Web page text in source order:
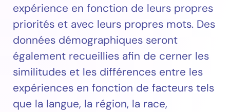
expérience en fonction de leurs propres
priorités et avec leurs propres mots. Des
données démographiques seront
également recueillies afin de cerner les
similitudes et les différences entre les
expériences en fonction de facteurs tels
que la langue, la région, la race,